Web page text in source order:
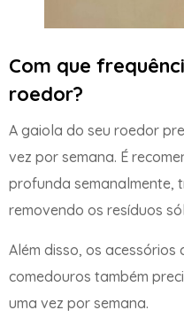
Com que
roedor?
A gaiola do seu roedor
vez por semana. É
profunda semanalmente,
removendo os resíduos
Além disso, os acessórios
comedouros também
uma vez por semana.